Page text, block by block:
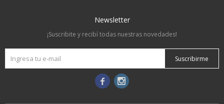
Newsletter
¡Suscribite y recibí todas nuestras novedades!
Suscribirme
 